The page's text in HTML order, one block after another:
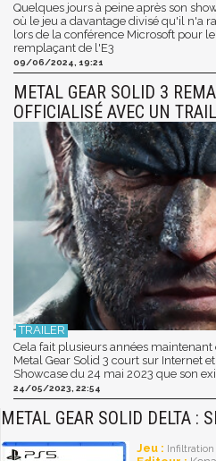
Quelques jours à peine après son
où le jeu a davantage divisé qu'il n'a
lors de la conférence Microsoft pour
remplaçant de l'E3
09/06/2024, 19:21
METAL GEAR SOLID 3
OFFICIALISÉ AVEC UN
Cela fait plusieurs années
Metal Gear Solid 3 court sur Internet
Showcase du 24 mai 2023 que son
24/05/2023, 22:54
METAL GEAR SOLID DELTA :
Jeu : Infiltration